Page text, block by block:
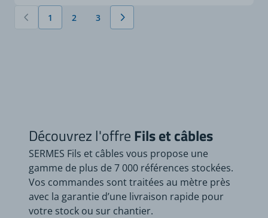
Vous lisez actuellement la page
1 Page
2 Page
3
Découvrez l'offreFils et câbles
SERMES Fils et câbles vous propose une
gamme de plus de 7 000 références stockées.
Vos commandes sont traitées au mètre près
avec la garantie d’une livraison rapide pour
votre stock ou sur chantier.